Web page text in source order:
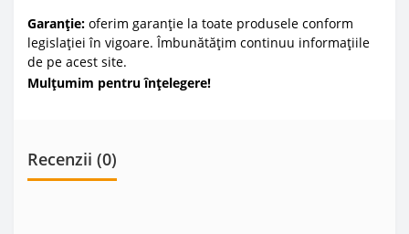
Garanție: oferim garanție la toate produsele conform
legislației în vigoare. Îmbunătățim continuu informațiile
de pe acest site.
Mulțumim pentru înțelegere!
Recenzii (0)